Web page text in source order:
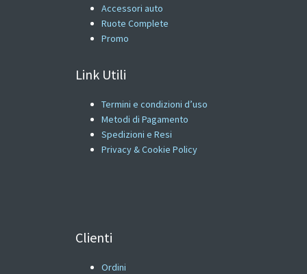
Accessori auto
Ruote Complete
Promo
Link Utili
Termini e condizioni d’uso
Metodi di Pagamento
Spedizioni e Resi
Privacy & Cookie Policy
Clienti
Ordini